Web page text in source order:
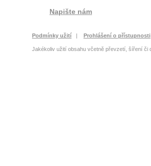
Napište nám
Podmínky užití | Prohlášení o přístupnosti
Jakékoliv užití obsahu včetně převzetí, šíření či